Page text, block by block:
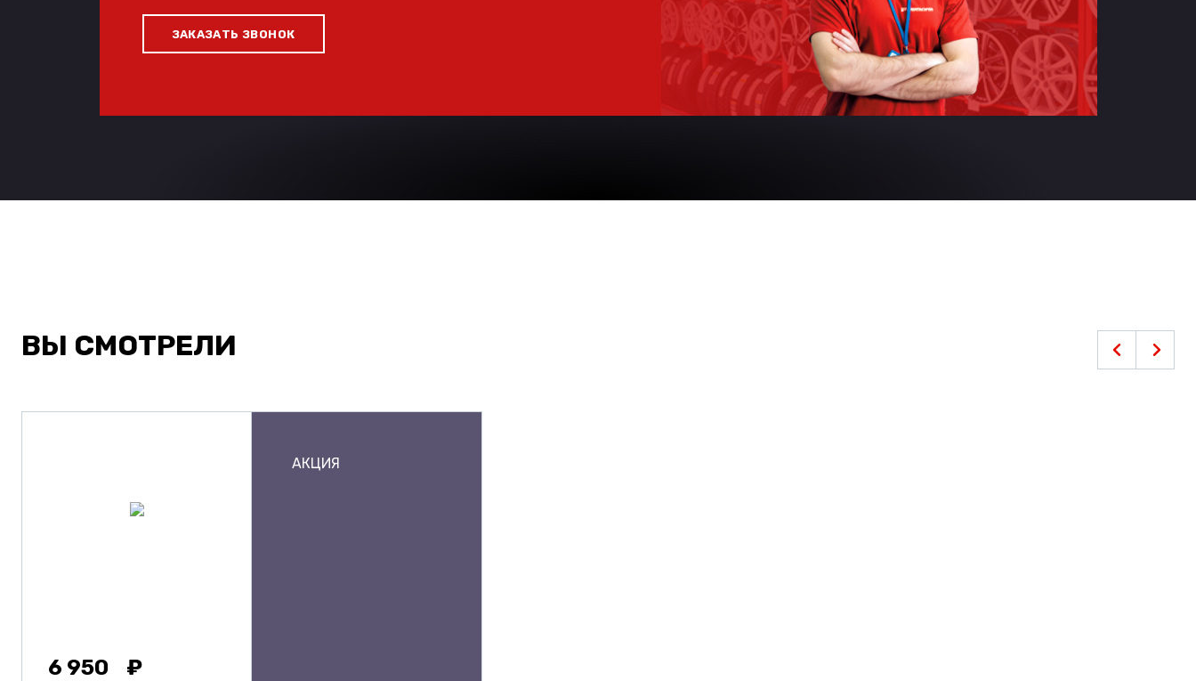
ЗАКАЗАТЬ ЗВОНОК
ВЫ СМОТРЕЛИ
6 950
АКЦИЯ